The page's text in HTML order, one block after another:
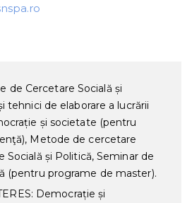
de Cercetare Socială și
tehnici de elaborare a lucrării
și societate (pentru
Metode de cercetare
Socială și Politică, Seminar de
(pentru programe de master).
Democrație și